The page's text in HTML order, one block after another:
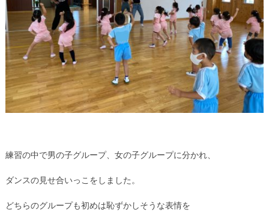
練習の中で男の子グループ、女の子グループに分かれ、
ダンスの見せ合いっこをしました。
どちらのグループも初めは恥ずかしそうな表情を